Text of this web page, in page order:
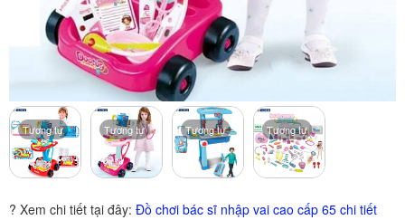
Tương tự Tương tự Tương tự Tương tự
? Xem chi tiết tại đây: Đồ chơi bác sĩ nhập vai cao cấp 65 chi tiết